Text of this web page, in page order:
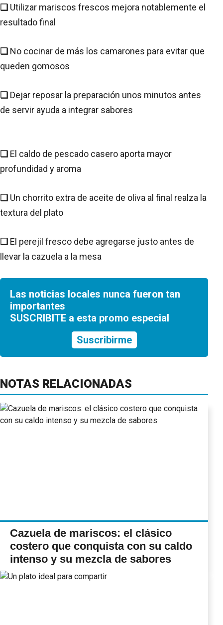
❑ Utilizar mariscos frescos mejora notablemente el
resultado final
❑ No cocinar de más los camarones para evitar que
queden gomosos
❑ Dejar reposar la preparación unos minutos antes
de servir ayuda a integrar sabores
❑ El caldo de pescado casero aporta mayor
profundidad y aroma
❑ Un chorrito extra de aceite de oliva al final realza la
textura del plato
❑ El perejil fresco debe agregarse justo antes de
llevar la cazuela a la mesa
Las noticias locales nunca fueron tan
importantes
SUSCRIBITE a esta promo especial
Suscribirme
NOTAS RELACIONADAS
Cazuela de mariscos: el clásico
costero que conquista con su caldo
intenso y su mezcla de sabores